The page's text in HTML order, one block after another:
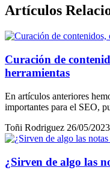
Artículos
Curación de
herramientas
En artículos anteriores
importantes para el SEO,
Toñi Rodriguez 26/05/2023
¿Sirven de algo las